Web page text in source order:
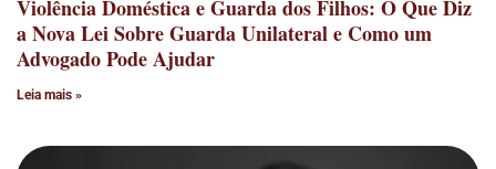
Violência Doméstica e Guarda dos Filhos: O Que Diz
a Nova Lei Sobre Guarda Unilateral e Como um
Advogado Pode Ajudar
Leia mais »